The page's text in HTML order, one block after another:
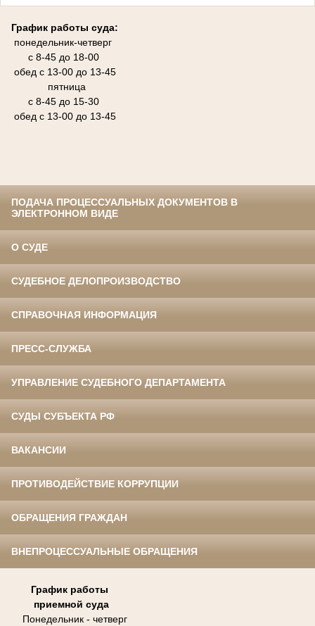
График работы суда:
понедельник-четверг
с 8-45 до 18-00
обед с 13-00 до 13-45
пятница
с 8-45 до 15-30
обед с 13-00 до 13-45
ПОДАЧА ПРОЦЕССУАЛЬНЫХ ДОКУМЕНТОВ В
ЭЛЕКТРОННОМ ВИДЕ
О СУДЕ
СУДЕБНОЕ ДЕЛОПРОИЗВОДСТВО
СПРАВОЧНАЯ ИНФОРМАЦИЯ
ПРЕСС-СЛУЖБА
УПРАВЛЕНИЕ СУДЕБНОГО ДЕПАРТАМЕНТА
СУДЫ СУБЪЕКТА РФ
ВАКАНСИИ
ПРОТИВОДЕЙСТВИЕ КОРРУПЦИИ
ОБРАЩЕНИЯ ГРАЖДАН
ВНЕПРОЦЕССУАЛЬНЫЕ ОБРАЩЕНИЯ
График работы
приемной суда
Понедельник - четверг